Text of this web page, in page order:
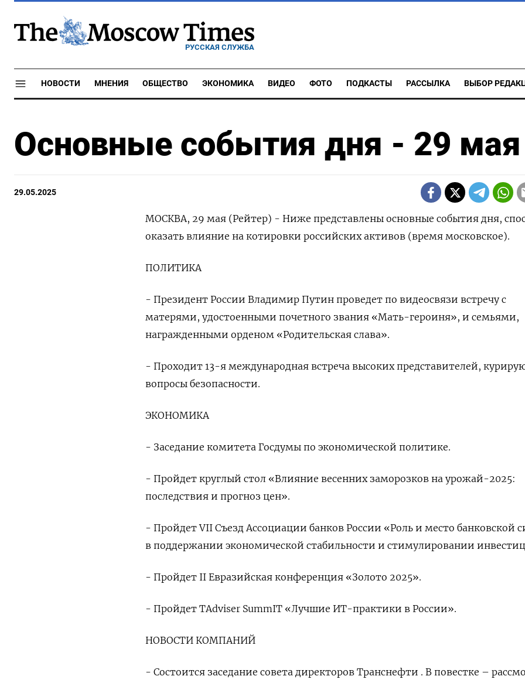
РУССКАЯ СЛУЖБА
НОВОСТИ МНЕНИЯ ОБЩЕСТВО ЭКОНОМИКА ВИДЕО ФОТО ПОДКАСТЫ РАССЫЛКА ВЫБОР
Основные события дня - 29 мая
29.05.2025
МОСКВА, 29 мая (Рейтер) - Ниже представлены основные события дня,
оказать влияние на котировки российских активов (время московское).
ПОЛИТИКА
- Президент России Владимир Путин проведет по видеосвязи встречу с
матерями, удостоенными почетного звания «Мать-героиня», и семьями,
награжденными орденом «Родительская слава».
- Проходит 13-я международная встреча высоких представителей,
вопросы безопасности.
ЭКОНОМИКА
- Заседание комитета Госдумы по экономической политике.
- Пройдет круглый стол «Влияние весенних заморозков на урожай-2025:
последствия и прогноз цен».
- Пройдет VII Съезд Ассоциации банков России «Роль и место банковской
в поддержании экономической стабильности и стимулировании
- Пройдет II Евразийская конференция «Золото 2025».
- Пройдет TAdviser SummIT «Лучшие ИТ-практики в России».
НОВОСТИ КОМПАНИЙ
- Состоится заседание совета директоров Транснефти . В повестке –